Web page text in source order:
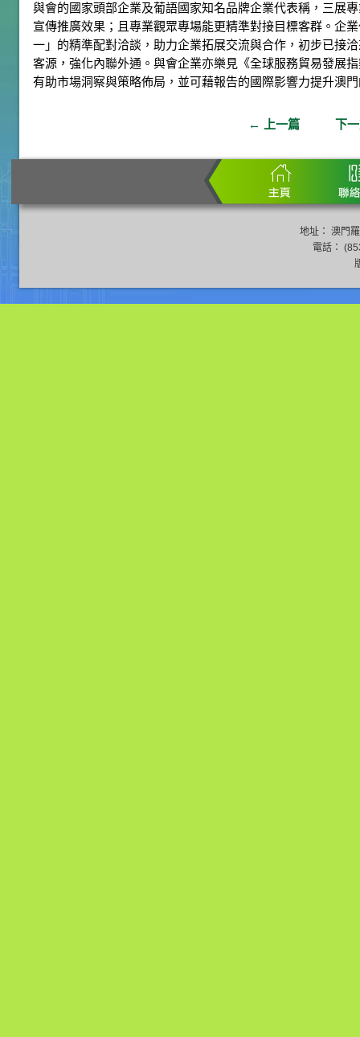
與會的國家頭部企業及葡語國家知名品牌企業代表稱，三展
宣傳推廣效果；且專業觀眾專場能更精準對接目標客群。企
一」的精準配對洽談，助力企業拓展交流與合作，初步已接
客源，強化內聯外通。與會企業亦樂見《全球服務貿易發展
有助市場洞察與策略佈局，並可藉報告的國際影響力提升澳
← 上一篇 下
地址： 澳門
電話：